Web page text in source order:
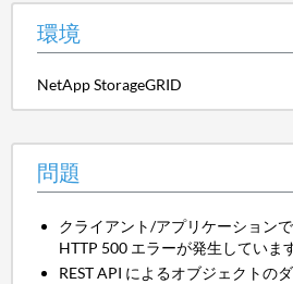
環境
NetApp StorageGRID
問題
クライアント/アプリケーション
HTTP 500 エラーが発生していま
REST API によるオブジェクトの